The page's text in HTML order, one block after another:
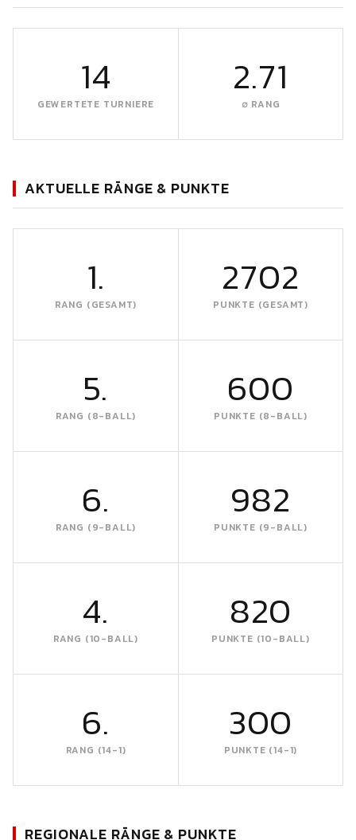
14
GEWERTETE TURNIERE
2.71
∅ RANG
AKTUELLE RÄNGE & PUNKTE
1.
RANG (GESAMT)
2702
PUNKTE (GESAMT)
5.
RANG (8-BALL)
600
PUNKTE (8-BALL)
6.
RANG (9-BALL)
982
PUNKTE (9-BALL)
4.
RANG (10-BALL)
820
PUNKTE (10-BALL)
6.
RANG (14-1)
300
PUNKTE (14-1)
REGIONALE RÄNGE & PUNKTE